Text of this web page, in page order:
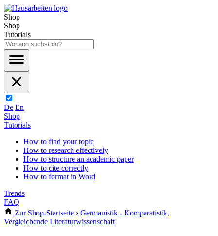
Shop
Shop
Tutorials
De En
Shop
Tutorials
How to find your topic
How to research effectively
How to structure an academic paper
How to cite correctly
How to format in Word
Trends
FAQ
Zur Shop-Startseite › Germanistik - Komparatistik,
Vergleichende Literaturwissenschaft